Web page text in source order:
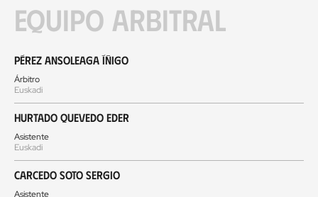
Equipo arbitral
Pérez Ansoleaga Íñigo
Árbitro
Euskadi
Hurtado Quevedo Eder
Asistente
Euskadi
Carcedo Soto Sergio
Asistente